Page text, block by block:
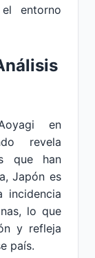
entorno
en
revela
que han
Japón es
incidencia
lo que
y refleja
país.